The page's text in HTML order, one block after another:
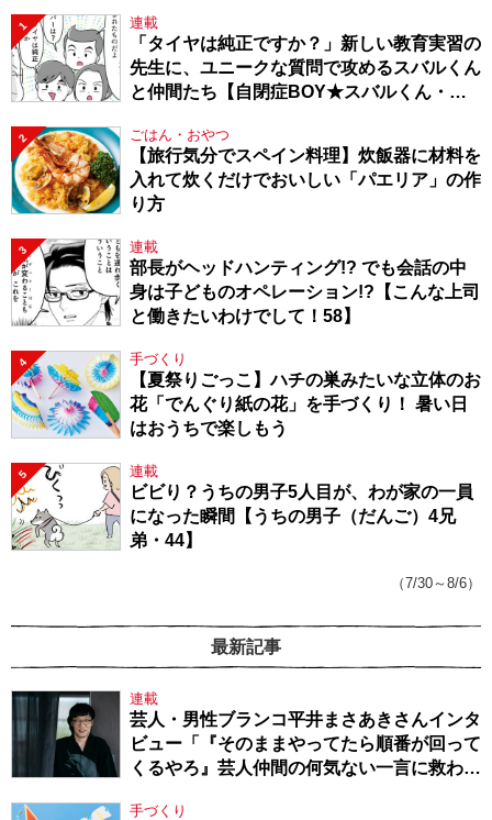
1 連載
「タイヤは純正ですか？」新しい教育実習の
先生に、ユニークな質問で攻めるスバルくん
と仲間たち【自閉症BOY★スバルくん・
2 ごはん・おやつ
【旅行気分でスペイン料理】炊飯器に材料を
入れて炊くだけでおいしい「パエリア」の作
り方
3 連載
部長がヘッドハンティング!? でも会話の中
身は子どものオペレーション!?【こんな上司
と働きたいわけでして！58】
4 手づくり
【夏祭りごっこ】ハチの巣みたいな立体のお
花「でんぐり紙の花」を手づくり！ 暑い日
はおうちで楽しもう
5 連載
ビビり？うちの男子5人目が、わが家の一員
になった瞬間【うちの男子（だんご）4兄
弟・44】
（7/30～8/6）
最新記事
連載
芸人・男性ブランコ平井まさあきさんインタ
ビュー「『そのままやってたら順番が回って
くるやろ』芸人仲間の何気ない一言に救われ
手づくり